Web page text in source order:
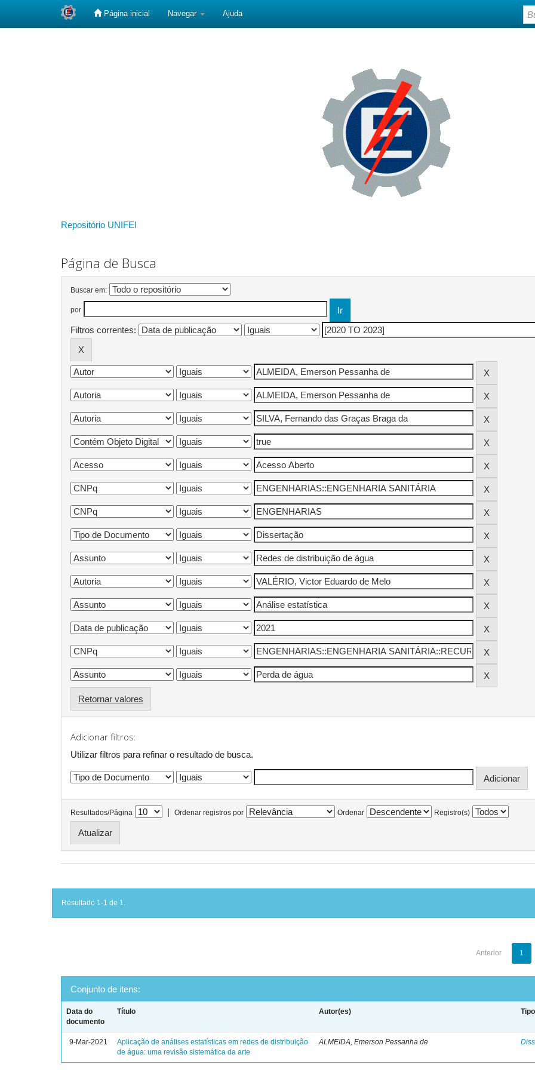
Página inicial Navegar Ajuda
Repositório UNIFEI
Página de Busca
Buscar em:
por
Filtros correntes:
Retornar valores
Adicionar filtros:
Utilizar filtros para refinar o resultado de busca.
Resultados/Página | Ordenar registros por Ordenar Registro(s)
Resultado 1-1 de 1.
Anterior 1
Conjunto de itens:
Data do
documento
Título Autor(es) Tipo
9-Mar-2021
Aplicação de análises estatísticas em redes de distribuição
de água: uma revisão sistemática da arte
ALMEIDA, Emerson Pessanha de